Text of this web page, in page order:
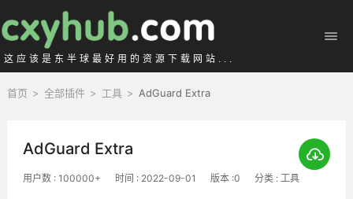
这应该是东半球最好用的资源下载网站...
首页 > 全部插件 > 工具 > AdGuard Extra
AdGuard Extra
用户数 : 100000+ 时间 : 2022-09-01 版本 :0 分类 : 工具